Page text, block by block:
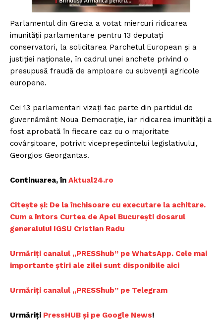
Parlamentul din Grecia a votat miercuri ridicarea
imunității parlamentare pentru 13 deputați
conservatori, la solicitarea Parchetul European și a
justiției naționale, în cadrul unei anchete privind o
presupusă fraudă de amploare cu subvenții agricole
europene.
Cei 13 parlamentari vizați fac parte din partidul de
guvernământ Noua Democrație, iar ridicarea imunității a
fost aprobată în fiecare caz cu o majoritate
covârșitoare, potrivit vicepreședintelui legislativului,
Georgios Georgantas.
Continuarea, în Aktual24.ro
Citește și: De la închisoare cu executare la achitare.
Cum a întors Curtea de Apel București dosarul
generalului IGSU Cristian Radu
Urmăriți canalul „PRESShub” pe WhatsApp. Cele mai
importante știri ale zilei sunt disponibile aici
Urmăriți canalul „PRESShub” pe Telegram
Urmăriți PressHUB și pe Google News!